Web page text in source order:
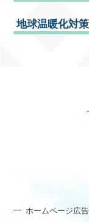
地球温暖化対策
ホームページ広